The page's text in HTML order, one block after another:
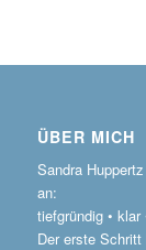
ÜBER MICH
Sandra
an:
tiefgründig • klar
Der erste